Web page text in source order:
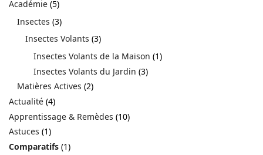
Académie (5)
Insectes (3)
Insectes Volants (3)
Insectes Volants de la Maison (1)
Insectes Volants du Jardin (3)
Matières Actives (2)
Actualité (4)
Apprentissage & Remèdes (10)
Astuces (1)
Comparatifs (1)